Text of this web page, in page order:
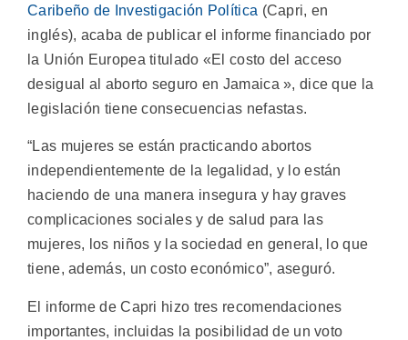
Caribeño de Investigación Política (Capri, en
inglés), acaba de publicar el informe financiado por
la Unión Europea titulado «El costo del acceso
desigual al aborto seguro en Jamaica », dice que la
legislación tiene consecuencias nefastas.
“Las mujeres se están practicando abortos
independientemente de la legalidad, y lo están
haciendo de una manera insegura y hay graves
complicaciones sociales y de salud para las
mujeres, los niños y la sociedad en general, lo que
tiene, además, un costo económico”, aseguró.
El informe de Capri hizo tres recomendaciones
importantes, incluidas la posibilidad de un voto